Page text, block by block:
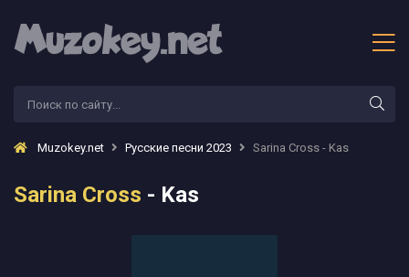
Muzokey.net Русские песни 2023 Sarina Cross - Kas
Sarina Cross - Kas